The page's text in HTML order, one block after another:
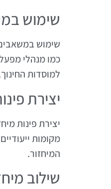
שימוש
שימוש במשאבים
כמו מנהלי
למוסדות
יצירת
יצירת פינות
מקומות
המיחזור.
שילוב